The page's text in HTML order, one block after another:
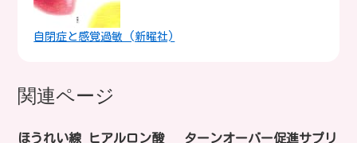
自閉症と感覚過敏 (新曜社)
関連ページ
ほうれい線 ヒアルロン酸
ターンオーバー促進サプリ